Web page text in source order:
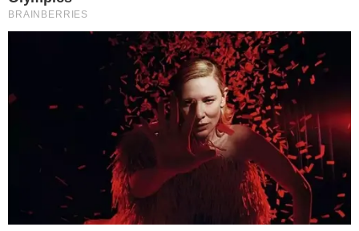
ต้นกำเนิดกาแฟดำใส่มะนาว
เมื่อได้ยินถึงสูตรที่เรากำลังจะพูดถึงนี้ คงมีหลายคนที่เข้าใจว่าเป็น
สูตรที่ได้ผสมขึ้นมาใหม่ แต่ในความเป็นจริงแล้ว กาแฟดำใส่มะนาว
เป็นสูตรที่มีมาช้านาน นิยมดื่มกันมากในกรุงโรม ประเทศอิตาลี ซึ่ง
มีชื่อเรียกว่า เอสเปรสโซ่โรมาโน (Espresso Romano) ซึ่งมีคำพ้อง
เสียงกับคำว่า Romance หมายถึงความโรแมนติคนั่นเอง
งานวิจัยจากต่างประเทศ